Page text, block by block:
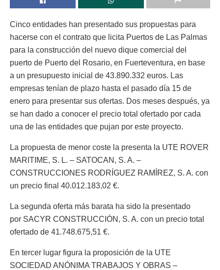
Cinco entidades han presentado sus propuestas para
hacerse con el contrato que licita Puertos de Las Palmas
para la construcción del nuevo dique comercial del
puerto de Puerto del Rosario, en Fuerteventura, en base
a un presupuesto inicial de 43.890.332 euros. Las
empresas tenían de plazo hasta el pasado día 15 de
enero para presentar sus ofertas. Dos meses después, ya
se han dado a conocer el precio total ofertado por cada
una de las entidades que pujan por este proyecto.
La propuesta de menor coste la presenta la UTE ROVER
MARITIME, S. L. – SATOCAN, S. A. –
CONSTRUCCIONES RODRÍGUEZ RAMÍREZ, S. A. con
un precio final 40.012.183,02 €.
La segunda oferta más barata ha sido la presentado
por SACYR CONSTRUCCIÓN, S. A. con un precio total
ofertado de 41.748.675,51 €.
En tercer lugar figura la proposición de la UTE
SOCIEDAD ANÓNIMA TRABAJOS Y OBRAS –